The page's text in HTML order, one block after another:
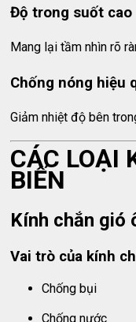
Độ trong suốt cao
Mang lại tầm nhìn rõ
Chống nóng hiệu
Giảm nhiệt độ bên
CÁC LOẠI
BIẾN
Kính chắn gió
Vai trò của kính
Chống bụi
Chống nước